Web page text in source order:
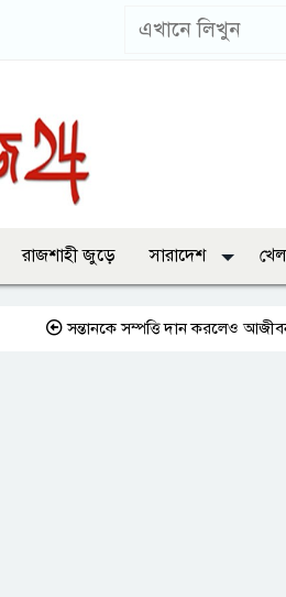
রাজশাহী জুড়ে সারাদেশ
সম্পত্তি দান করলেও আজীবন ভোগ